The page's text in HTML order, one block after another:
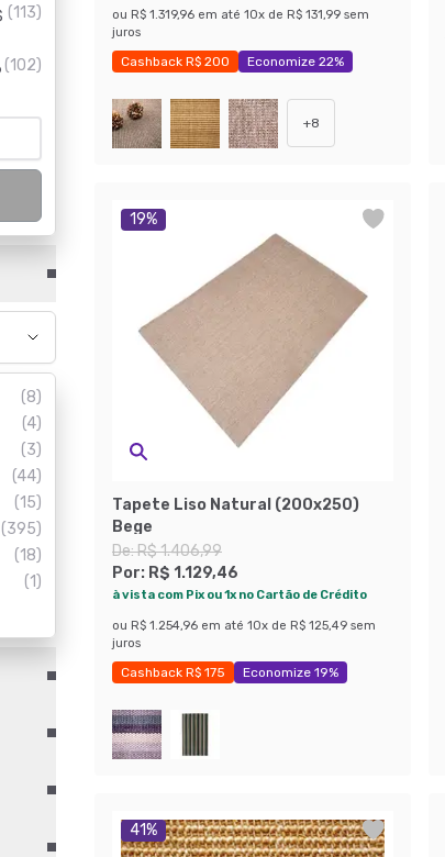
(113)
(102)
(8)
(4)
(3)
(44)
(15)
(395)
(18)
(1)
ou R$ 1.319,96 em até 10x de R$ 131,99 sem
juros
Cashback R$ 200 Economize 22%
+8
19%
Tapete Liso Natural (200x250)
Bege
De:R$ 1.406,99
Por: R$ 1.129,46
à vista com Pix ou 1x no Cartão de Crédito
ou R$ 1.254,96 em até 10x de R$ 125,49 sem
juros
Cashback R$ 175 Economize 19%
41%